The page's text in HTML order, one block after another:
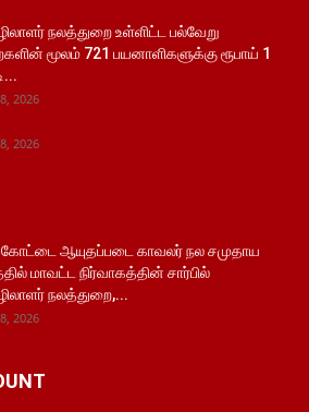
நலத்துறை உள்ளிட்ட பல்வேறு
மூலம் 721 பயனாளிகளுக்கு ரூபாய் 1
2026
2026
ஆயுதப்படை காவலர் நல சமுதாய
மாவட்ட நிர்வாகத்தின் சார்பில்
நலத்துறை,...
2026